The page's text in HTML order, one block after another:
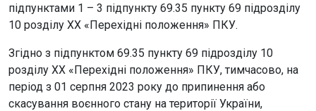
підпунктами 1 – 3 підпункту 69.35 пункту 69 підрозділу
10 розділу XX «Перехідні положення» ПКУ.
Згідно з підпунктом 69.35 пункту 69 підрозділу 10
розділу XX «Перехідні положення» ПКУ, тимчасово, на
період з 01 серпня 2023 року до припинення або
скасування воєнного стану на території України,